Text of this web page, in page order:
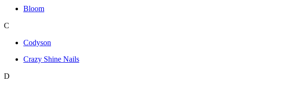
Bloom
C
Codyson
Crazy Shine Nails
D